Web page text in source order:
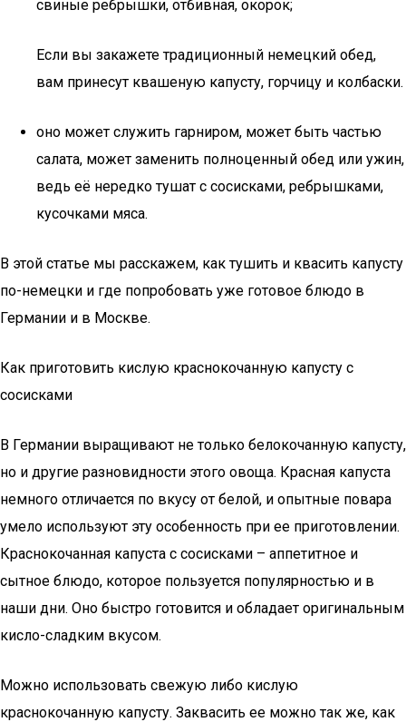
свиные ребрышки, отбивная, окорок;
Если вы закажете традиционный немецкий обед,
вам принесут квашеную капусту, горчицу и колбаски.
оно может служить гарниром, может быть частью
салата, может заменить полноценный обед или ужин,
ведь её нередко тушат с сосисками, ребрышками,
кусочками мяса.
В этой статье мы расскажем, как тушить и квасить капусту
по-немецки и где попробовать уже готовое блюдо в
Германии и в Москве.
Как приготовить кислую краснокочанную капусту с
сосисками
В Германии выращивают не только белокочанную капусту,
но и другие разновидности этого овоща. Красная капуста
немного отличается по вкусу от белой, и опытные повара
умело используют эту особенность при ее приготовлении.
Краснокочанная капуста с сосисками – аппетитное и
сытное блюдо, которое пользуется популярностью и в
наши дни. Оно быстро готовится и обладает оригинальным
кисло-сладким вкусом.
Можно использовать свежую либо кислую
краснокочанную капусту. Заквасить ее можно так же, как